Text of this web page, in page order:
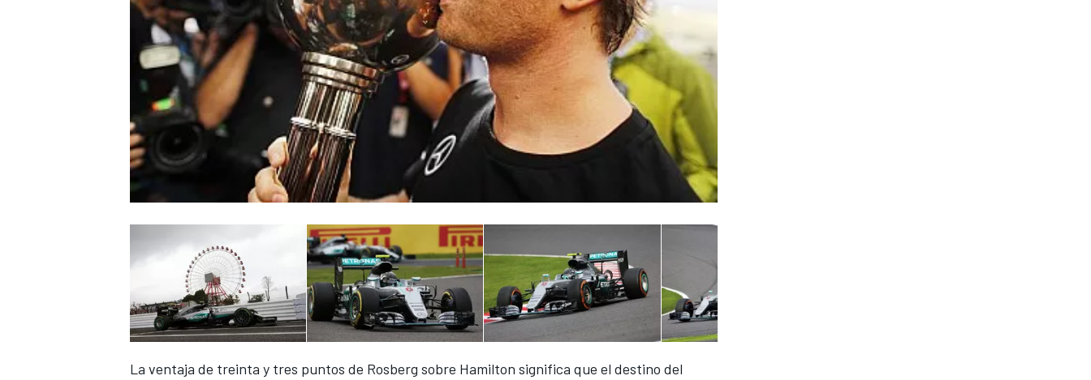
La ventaja de treinta y tres puntos de Rosberg sobre Hamilton significa que el destino del